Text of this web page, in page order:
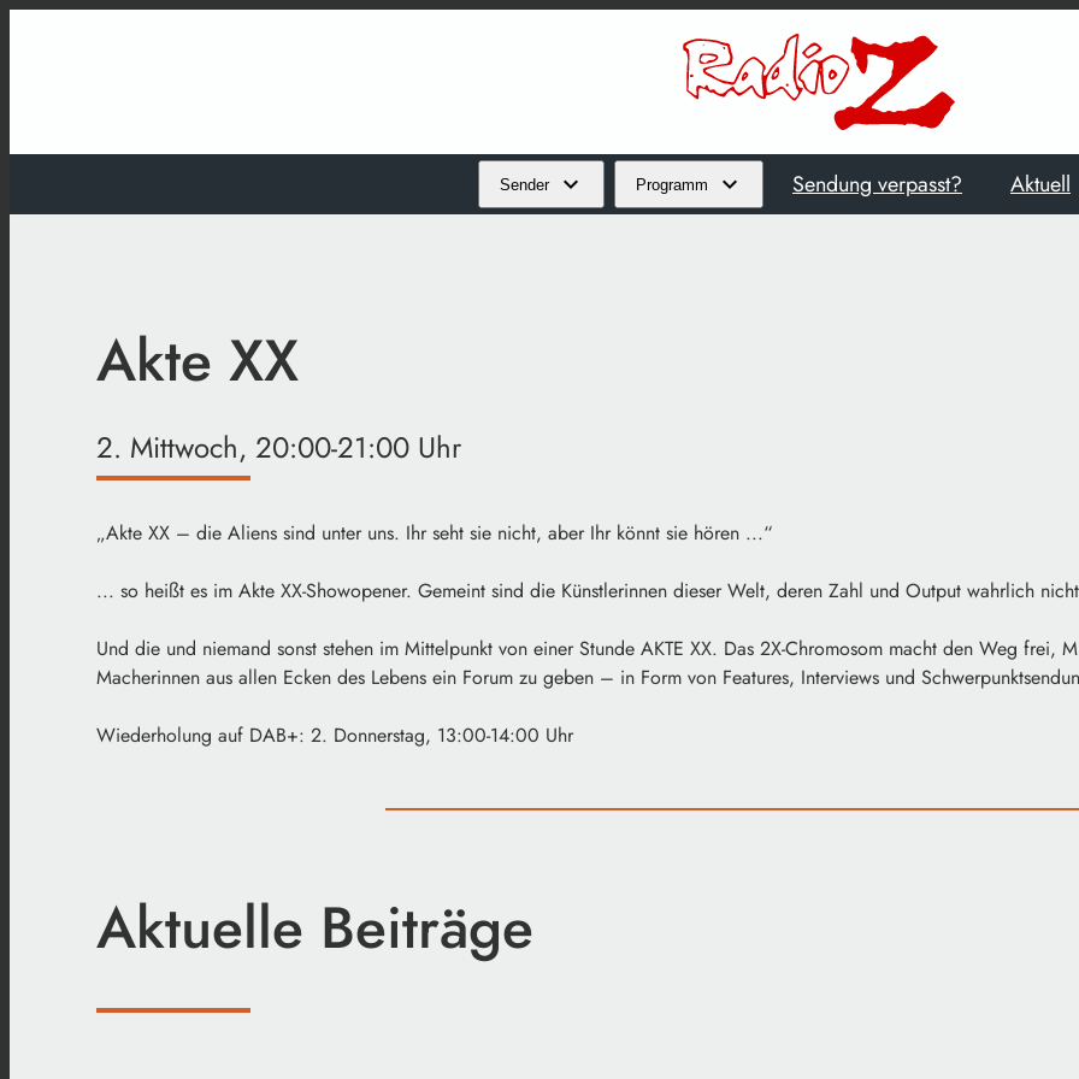
Sender Programm Sendung verpasst? Aktuell
Akte XX
2. Mittwoch, 20:00-21:00 Uhr
„Akte XX – die Aliens sind unter uns. Ihr seht sie nicht, aber Ihr könnt sie hören ...“
... so heißt es im Akte XX-Showopener. Gemeint sind die Künstlerinnen dieser Welt, deren Zahl und Output wahrlich
Und die und niemand sonst stehen im Mittelpunkt von einer Stunde AKTE XX. Das 2X-Chromosom macht den Weg frei,
Macherinnen aus allen Ecken des Lebens ein Forum zu geben – in Form von Features, Interviews und
Wiederholung auf DAB+: 2. Donnerstag, 13:00-14:00 Uhr
Aktuelle Beiträge